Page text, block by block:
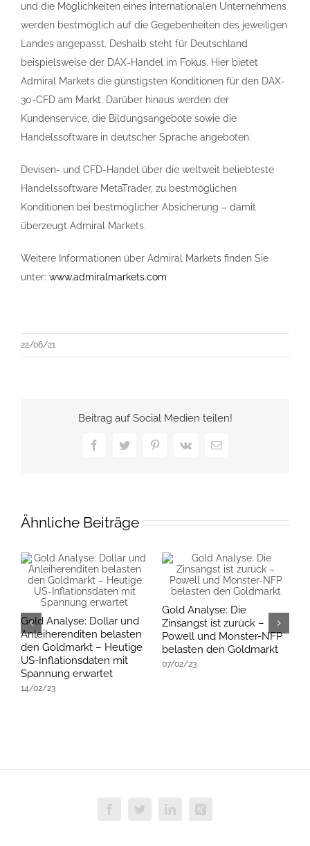
und die Möglichkeiten eines internationalen Unternehmens
werden bestmöglich auf die Gegebenheiten des jeweiligen
Landes angepasst. Deshalb steht für Deutschland
beispielsweise der DAX-Handel im Fokus. Hier bietet
Admiral Markets die günstigsten Konditionen für den DAX-
30-CFD am Markt. Darüber hinaus werden der
Kundenservice, die Bildungsangebote sowie die
Handelssoftware in deutscher Sprache angeboten.
Devisen- und CFD-Handel über die weltweit beliebteste
Handelssoftware MetaTrader, zu bestmöglichen
Konditionen bei bestmöglicher Absicherung – damit
überzeugt Admiral Markets.
Weitere Informationen über Admiral Markets finden Sie
unter: www.admiralmarkets.com
22/06/21
Beitrag auf Social Medien teilen!
FacebookTwitterPinterest
Vk
E-
Ähnliche Beiträge
Gold Analyse: Dollar und
Anleiherenditen belasten
den Goldmarkt – Heutige
US-Inflationsdaten mit
Spannung erwartet
14/02/23
Gold Analyse: Die
Zinsangst ist zurück –
Powell und Monster-NFP
belasten den Goldmarkt
07/02/23
FacebookTwitterLinkedInXing